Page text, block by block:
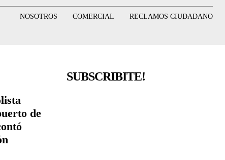
NOSOTROS COMERCIAL RECLAMOS CIUDADANO
de
SUBSCRIBITE!